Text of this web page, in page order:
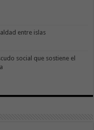
entre islas
social que sostiene el